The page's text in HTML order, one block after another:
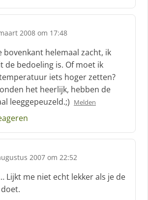
2008 om 17:48
bovenkant helemaal zacht, ik
de bedoeling is. Of moet ik
iets hoger zetten?
het heerlijk, hebben de
leeggepeuzeld.;) Melden
2007 om 22:52
Lijkt me niet echt lekker als je de